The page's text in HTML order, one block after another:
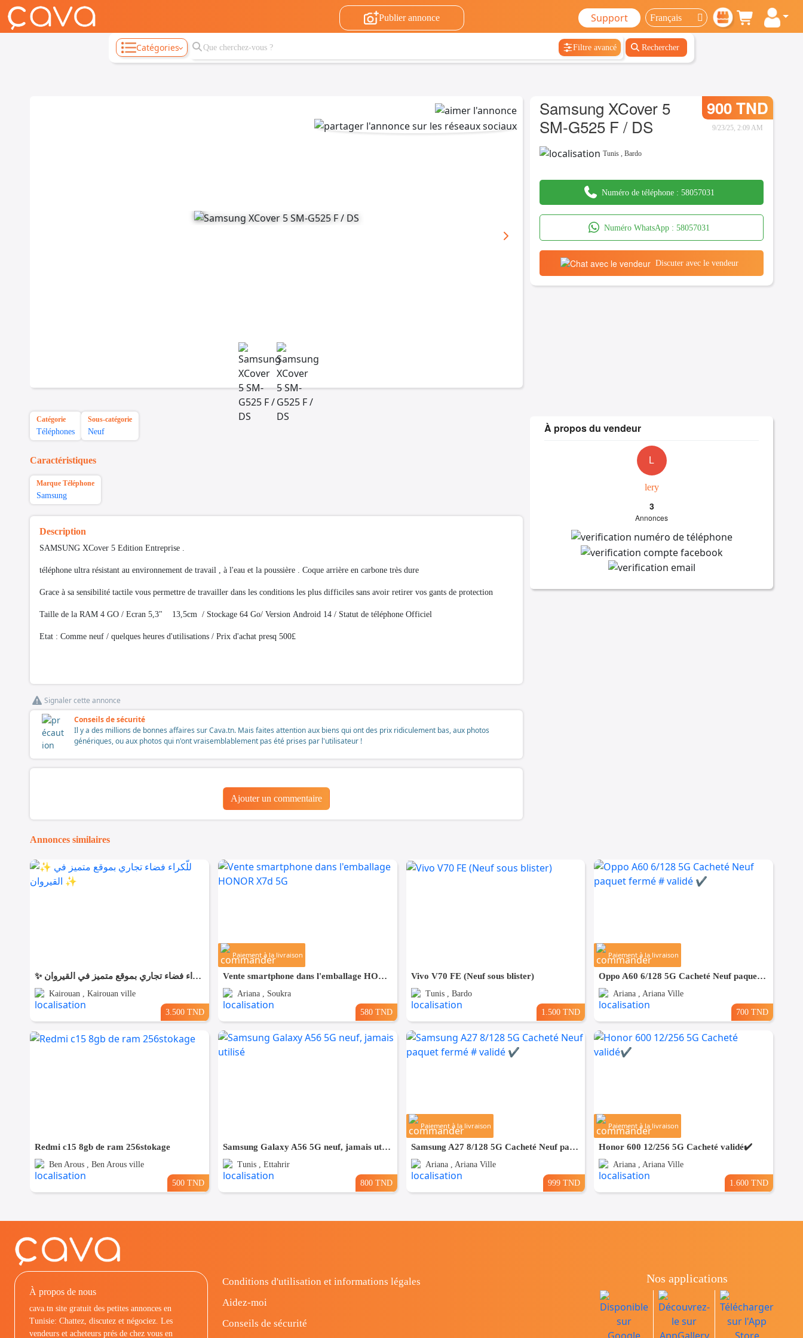
Publier annonce Support
Catégories Filtre avancé Rechercher
Samsung XCover 5
SM-G525 F / DS
900 TND
9/23/25, 2:09 AM
Tunis ,Bardo
Numéro de téléphone : 58057031
Numéro WhatsApp :58057031
Discuter avec le vendeur
Catégorie
Téléphones
Sous-catégorie
Neuf
Caractéristiques
Marque Téléphone
Samsung
Description
SAMSUNG XCover 5 Edition Entreprise .
téléphone ultra résistant au environnement de travail , à l'eau et la poussière . Coque arrière en carbone très dure
Grace à sa sensibilité tactile vous permettre de travailler dans les conditions les plus difficiles sans avoir retirer vos gants de protection
Taille de la RAM 4 GO / Ecran 5,3" 13,5cm / Stockage 64 Go/ Version Android 14 / Statut de téléphone Officiel
Etat : Comme neuf / quelques heures d'utilisations / Prix d'achat presq 500£
Signaler cette annonce
Conseils de sécurité
Il y a des millions de bonnes affaires sur Cava.tn. Mais faites attention aux biens qui ont des prix ridiculement bas, aux photos
génériques, ou aux photos qui n'ont vraisemblablement pas été prises par l'utilisateur !
Ajouter un commentaire
À propos du vendeur
L
lery
3
Annonces
Annonces similaires
✨ للّكراء فضاء تجاري بموقع متميز في القيروان ✨
Kairouan , Kairouan ville
3.500 TND
Paiement à la livraison
Vente smartphone dans l'emballage HONOR X7d 5G
Ariana , Soukra
580 TND
Vivo V70 FE (Neuf sous blister)
Tunis , Bardo
1.500 TND
Paiement à la livraison
Oppo A60 6/128 5G Cacheté Neuf paquet fermé # validé ✔️
Ariana , Ariana Ville
700 TND
Redmi c15 8gb de ram 256stokage
Ben Arous , Ben Arous ville
500 TND
Samsung Galaxy A56 5G neuf, jamais utilisé
Tunis , Ettahrir
800 TND
Paiement à la livraison
Samsung A27 8/128 5G Cacheté Neuf paquet fermé # validé ✔️
Ariana , Ariana Ville
999 TND
Paiement à la livraison
Honor 600 12/256 5G Cacheté validé✔️
Ariana , Ariana Ville
1.600 TND
À propos de nous
cava.tn site gratuit des petites annonces en
Tunisie: Chattez, discutez et négociez. Les
vendeurs et acheteurs prés de chez vous en
Conditions d'utilisation et informations légales
Aidez-moi
Conseils de sécurité
Nos applications